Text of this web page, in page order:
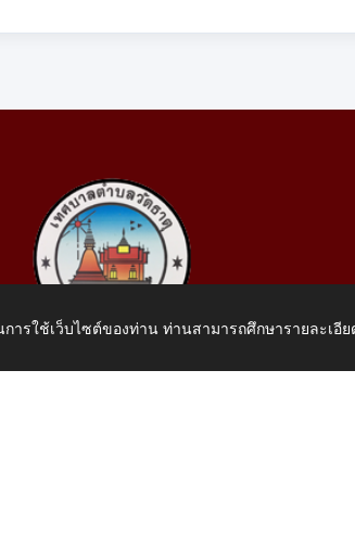
รใช้เว็บไซต์ของท่าน ท่านสามารถศึกษารายละเอี